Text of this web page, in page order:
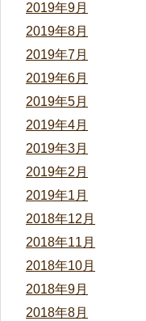
2019年9月
2019年8月
2019年7月
2019年6月
2019年5月
2019年4月
2019年3月
2019年2月
2019年1月
2018年12月
2018年11月
2018年10月
2018年9月
2018年8月